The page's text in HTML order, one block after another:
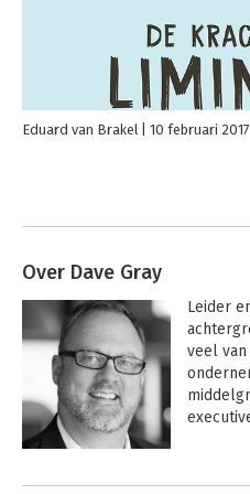
Eduard van Brakel 10 februari 2017
Over Dave Gray
Leider
veel
Andere boeken